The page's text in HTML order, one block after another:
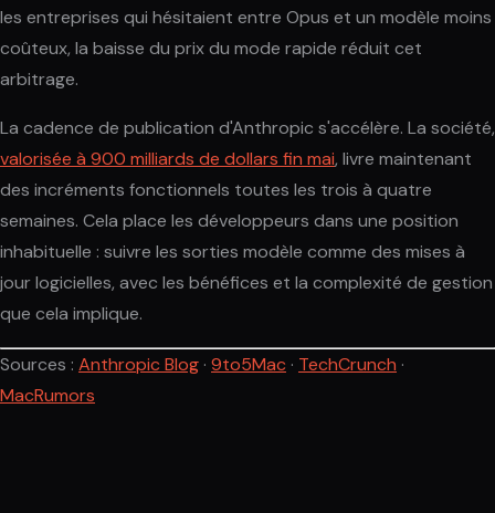
les entreprises qui hésitaient entre Opus et un modèle moins
coûteux, la baisse du prix du mode rapide réduit cet
arbitrage.
La cadence de publication d'Anthropic s'accélère. La société,
valorisée à 900 milliards de dollars fin mai, livre maintenant
des incréments fonctionnels toutes les trois à quatre
semaines. Cela place les développeurs dans une position
inhabituelle : suivre les sorties modèle comme des mises à
jour logicielles, avec les bénéfices et la complexité de gestion
que cela implique.
Sources : Anthropic Blog · 9to5Mac · TechCrunch ·
MacRumors